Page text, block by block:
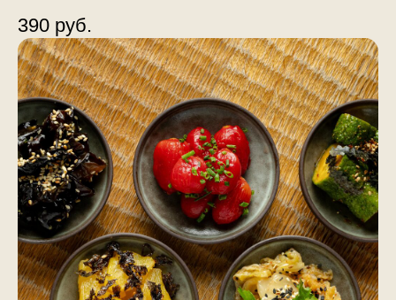
390 руб.